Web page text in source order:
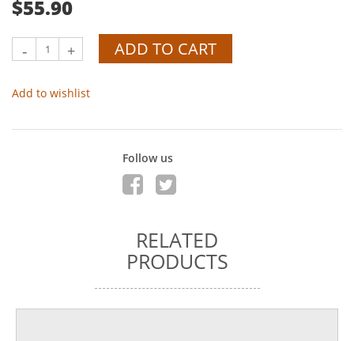
$55.90
- + ADD TO CART
Add to wishlist
Follow us
RELATED
PRODUCTS